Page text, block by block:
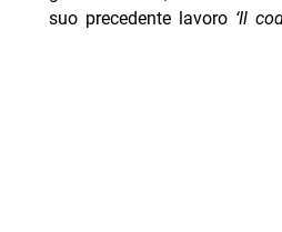
suo precedente lavoro ‘Il